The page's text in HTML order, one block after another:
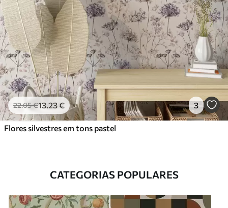
22.05€13.23€ 3
Flores silvestres em tons pastel
CATEGORIAS POPULARES